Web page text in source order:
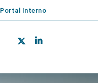
Portal Interno